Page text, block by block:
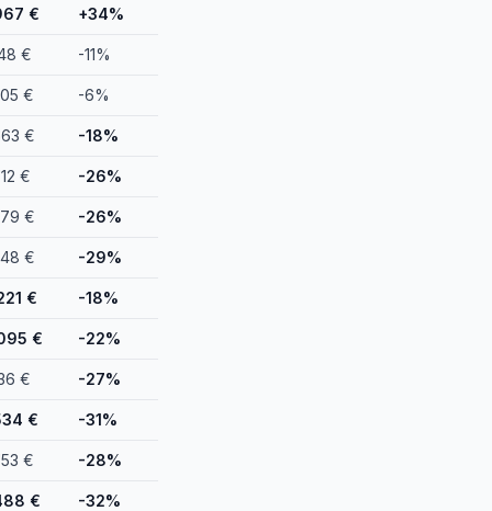
€ +34%
€ -11%
€ -6%
€ -18%
€ -26%
€ -26%
€ -29%
€ -18%
€ -22%
€ -27%
€ -31%
€ -28%
€ -32%